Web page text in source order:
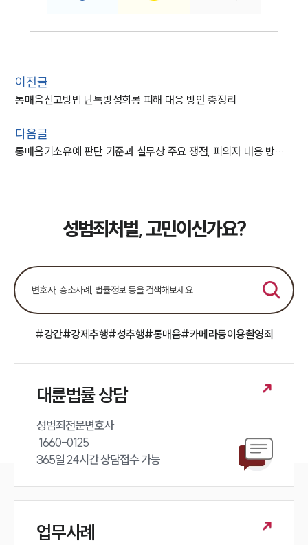
이전글
통매음신고방법 단톡방성희롱 피해 대응 방안 총정리
다음글
통매음기소유예 판단 기준과 실무상 주요 쟁점, 피의자 대응 방법 정리
성범죄처벌, 고민이신가요?
#강간#강제추행#성추행#통매음#카메라등이용촬영죄
대륜법률 상담
성범죄전문변호사
365일 24시간 상담접수 가능
업무사례